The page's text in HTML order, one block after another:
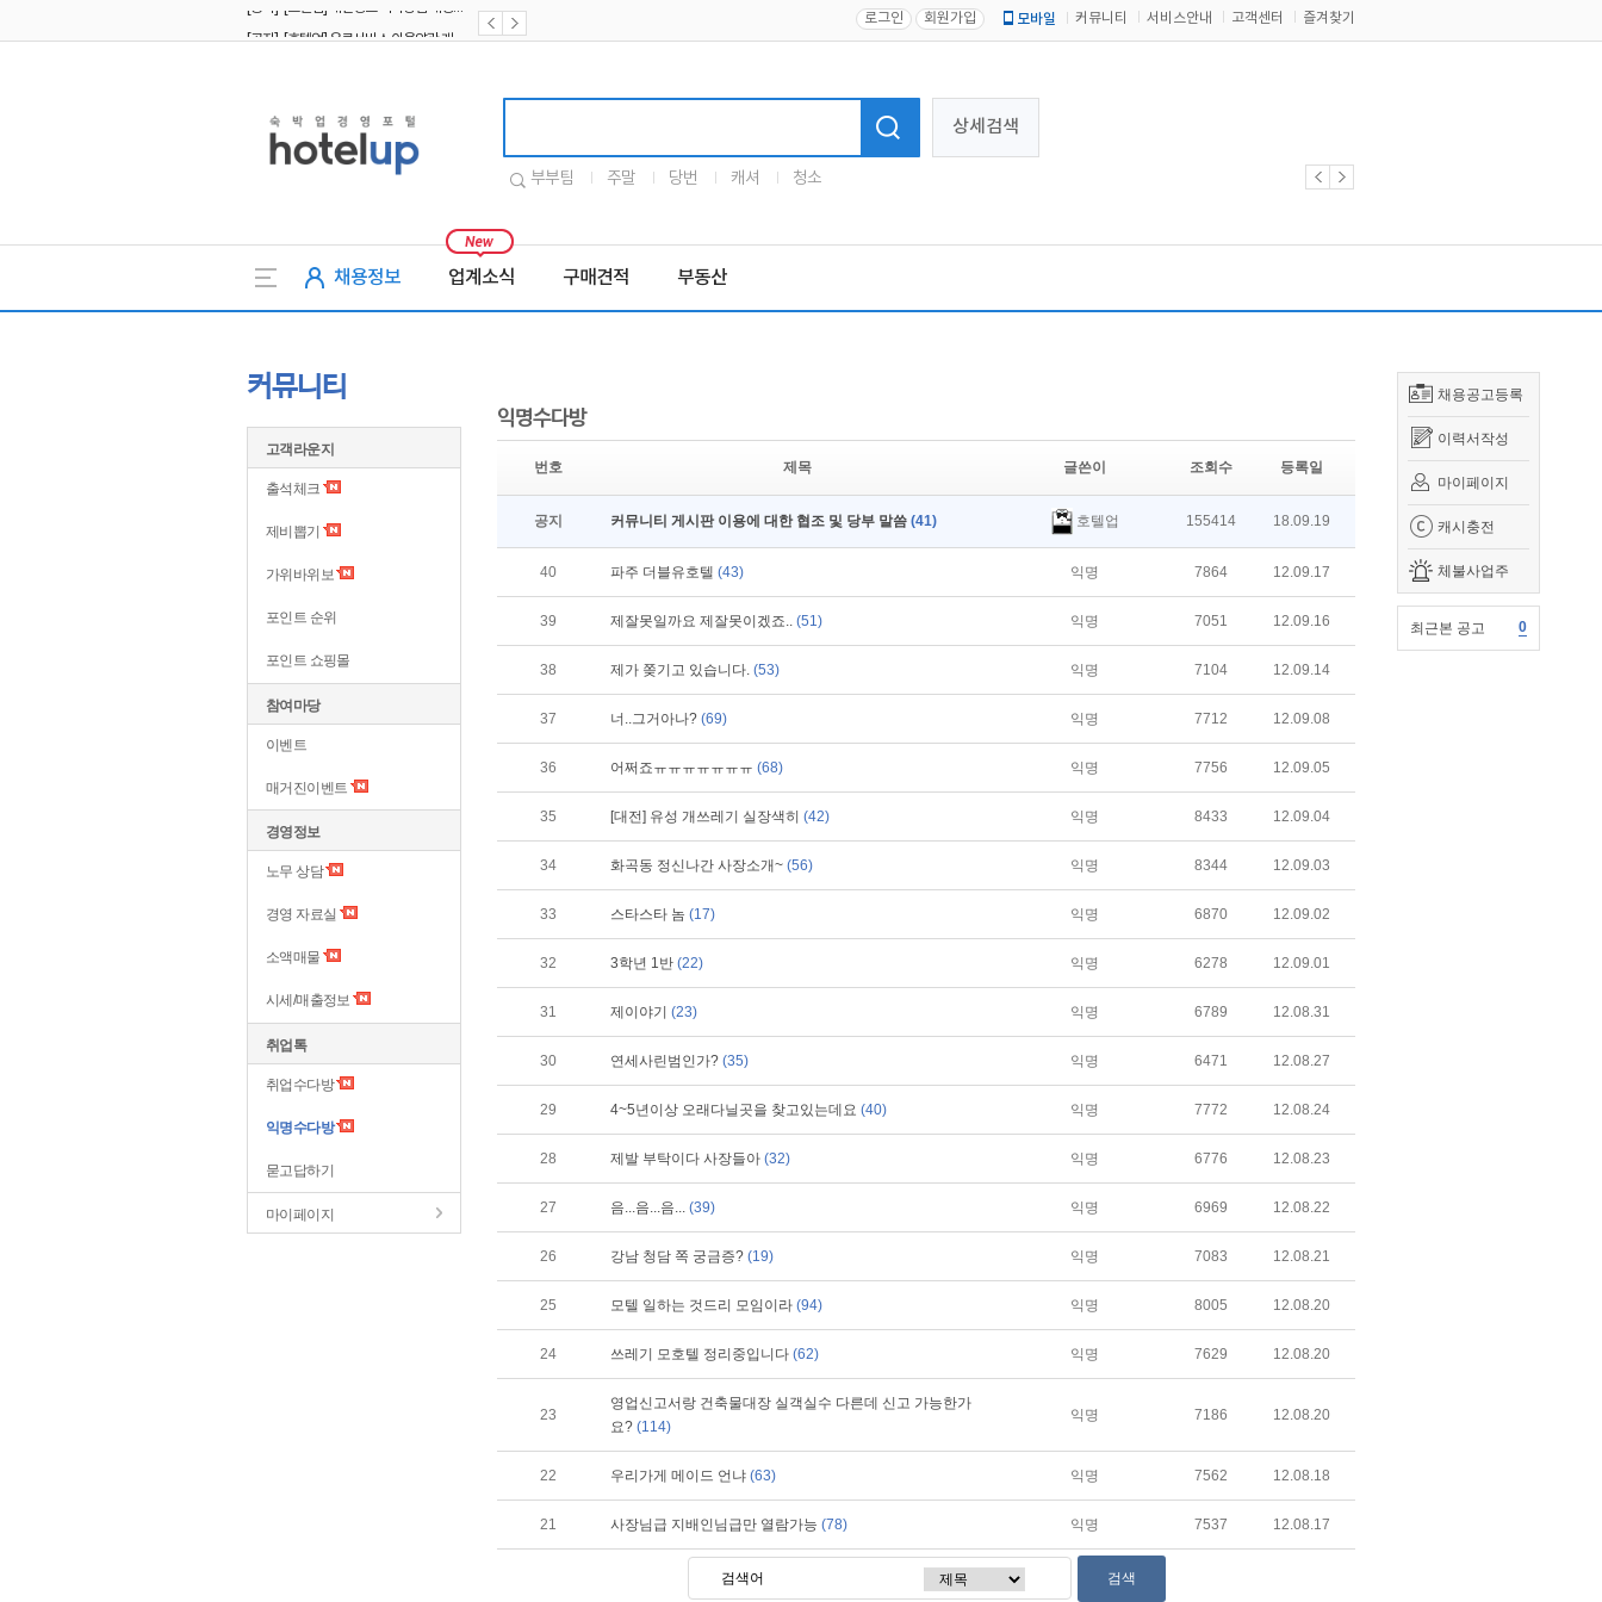
로그인 회원가입 모바일 커뮤니티 서비스안내 고객센터 즐겨찾기
상세검색
부부팀 주말 당번 캐셔 청소
채용정보 업계소식 구매견적 부동산
채용공고등록
이력서작성
마이페이지
캐시충전
체불사업주
최근본 공고 0
커뮤니티
고객라운지
출석체크
제비뽑기
가위바위보
포인트 순위
포인트 쇼핑몰
참여마당
이벤트
매거진이벤트
경영정보
노무 상담
경영 자료실
소액매물
시세/매출정보
취업톡
취업수다방
익명수다방
묻고답하기
마이페이지
익명수다방
번호 제목 글쓴이 조회수 등록일
공지 커뮤니티 게시판 이용에 대한 협조 및 당부 말씀 (41) 호텔업 155414 18.09.19
40 파주 더블유호텔 (43) 익명 7864 12.09.17
39 제잘못일까요 제잘못이겠죠.. (51) 익명 7051 12.09.16
38 제가 쫒기고 있습니다. (53) 익명 7104 12.09.14
37 너..그거아나? (69) 익명 7712 12.09.08
36 어쩌죠ㅠㅠㅠㅠㅠㅠㅠ (68) 익명 7756 12.09.05
35 [대전] 유성 개쓰레기 실장색히 (42) 익명 8433 12.09.04
34 화곡동 정신나간 사장소개~ (56) 익명 8344 12.09.03
33 스타스타 놈 (17) 익명 6870 12.09.02
32 3학년 1반 (22) 익명 6278 12.09.01
31 제이야기 (23) 익명 6789 12.08.31
30 연세사린범인가? (35) 익명 6471 12.08.27
29 4~5년이상 오래다닐곳을 찾고있는데요 (40) 익명 7772 12.08.24
28 제발 부탁이다 사장들아 (32) 익명 6776 12.08.23
27 음...음...음... (39) 익명 6969 12.08.22
26 강남 청담 쪽 궁금증? (19) 익명 7083 12.08.21
25 모텔 일하는 것드리 모임이라 (94) 익명 8005 12.08.20
24 쓰레기 모호텔 정리중입니다 (62) 익명 7629 12.08.20
23
영업신고서랑 건축물대장 실객실수 다른데 신고 가능한가
요? (114)
익명 7186 12.08.20
22 우리가게 메이드 언냐 (63) 익명 7562 12.08.18
21 사장님급 지배인님급만 열람가능 (78) 익명 7537 12.08.17